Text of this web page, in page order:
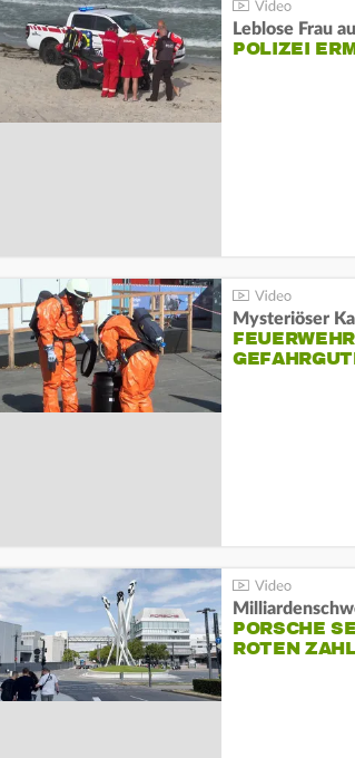
Leblose Frau
POLIZEI
Mysteriöser
PORSCHE
ROTEN